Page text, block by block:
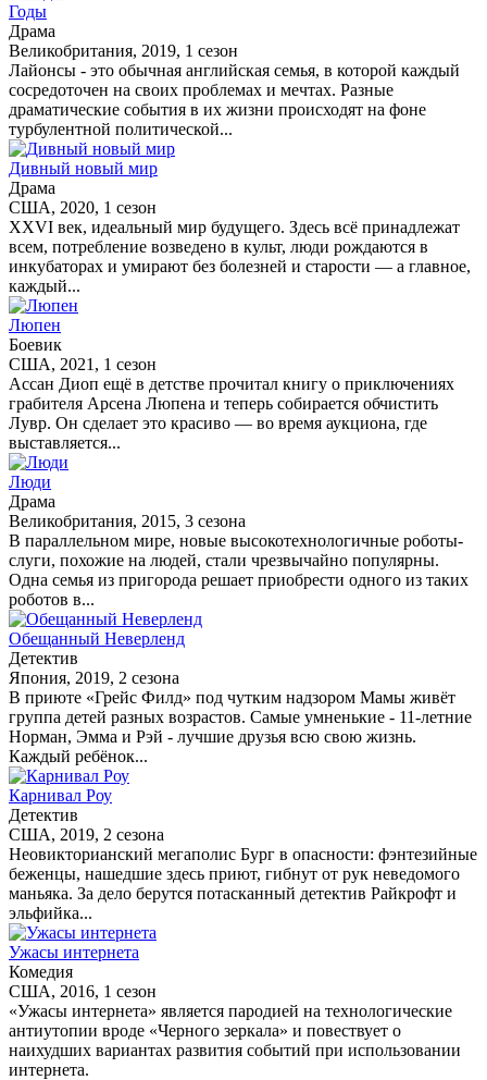
Годы
Драма
Великобритания, 2019, 1 сезон
Лайонсы - это обычная английская семья, в которой каждый
сосредоточен на своих проблемах и мечтах. Разные
драматические события в их жизни происходят на фоне
турбулентной политической...
Дивный новый мир
Драма
США, 2020, 1 сезон
XXVI век, идеальный мир будущего. Здесь всё принадлежат
всем, потребление возведено в культ, люди рождаются в
инкубаторах и умирают без болезней и старости — а главное,
каждый...
Люпен
Боевик
США, 2021, 1 сезон
Ассан Диоп ещё в детстве прочитал книгу о приключениях
грабителя Арсена Люпена и теперь собирается обчистить
Лувр. Он сделает это красиво — во время аукциона, где
выставляется...
Люди
Драма
Великобритания, 2015, 3 сезона
В параллельном мире, новые высокотехнологичные роботы-
слуги, похожие на людей, стали чрезвычайно популярны.
Одна семья из пригорода решает приобрести одного из таких
роботов в...
Обещанный Неверленд
Детектив
Япония, 2019, 2 сезона
В приюте «Грейс Филд» под чутким надзором Мамы живёт
группа детей разных возрастов. Самые умненькие - 11-летние
Норман, Эмма и Рэй - лучшие друзья всю свою жизнь.
Каждый ребёнок...
Карнивал Роу
Детектив
США, 2019, 2 сезона
Неовикторианский мегаполис Бург в опасности: фэнтезийные
беженцы, нашедшие здесь приют, гибнут от рук неведомого
маньяка. За дело берутся потасканный детектив Райкрофт и
эльфийка...
Ужасы интернета
Комедия
США, 2016, 1 сезон
«Ужасы интернета» является пародией на технологические
антиутопии вроде «Черного зеркала» и повествует о
наихудших вариантах развития событий при использовании
интернета.